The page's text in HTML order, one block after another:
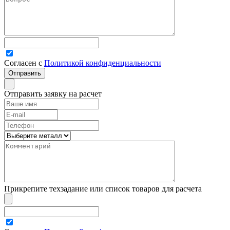
Согласен с Политикой конфиденциальности
Отправить заявку на расчет
Прикрепите техзадание или список товаров для расчета